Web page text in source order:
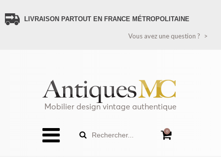
VOUS AVEZ UNE QUESTION ?
LIVRAISON ÉTRANGER (HORS FRANCE MÉTROPOLITAINE)
RECEVEZ TOUTES LES NOUVEAUTÉS
POLITIQUE DE CONFIDENTIALITÉ
LIVRAISON PARTOUT EN FRANCE MÉTROPOLITAINE
Vous avez une question ?
Mobilier design vintage authentique
Rechercher... 0